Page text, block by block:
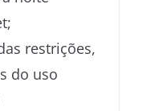
restrições,
do uso